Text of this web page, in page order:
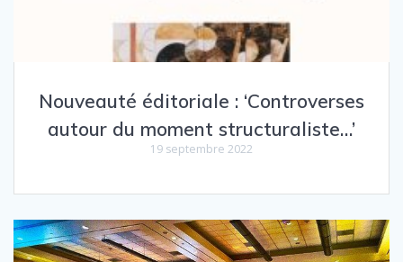
Nouveauté éditoriale : ‘Controverses
autour du moment structuraliste…’
19 septembre 2022